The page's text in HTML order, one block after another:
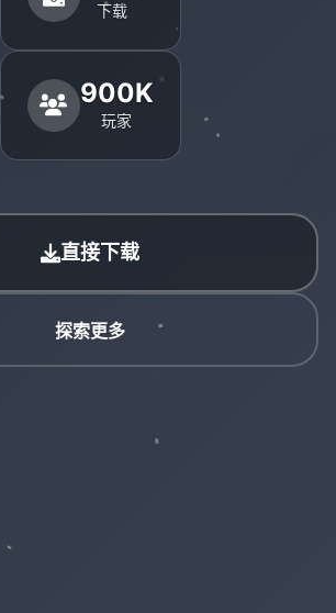
下载
900K
玩家
直接下载
探索更多